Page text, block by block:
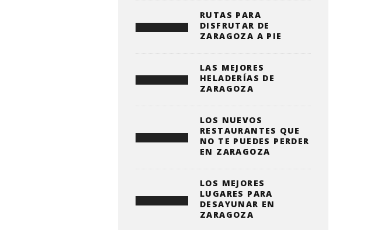
RUTAS PARA
DISFRUTAR DE
ZARAGOZA A PIE
LAS MEJORES
HELADERÍAS DE
ZARAGOZA
LOS NUEVOS
RESTAURANTES QUE
NO TE PUEDES PERDER
EN ZARAGOZA
LOS MEJORES
LUGARES PARA
DESAYUNAR EN
ZARAGOZA